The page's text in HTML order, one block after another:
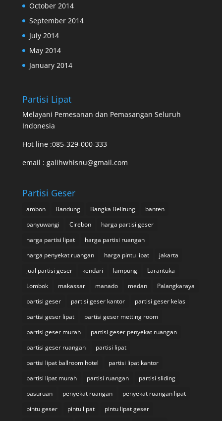
October 2014
September 2014
July 2014
May 2014
January 2014
Partisi Lipat
Melayani Pemesanan dan Pemasangan Seluruh
Indonesia
Hot line :085-329-000-333
email : galihwhisnu@gmail.com
Partisi Geser
ambon Bandung Bangka Belitung
banten
banyuwangi
Cirebon
harga partisi geser
harga partisi lipat
harga partisi ruangan
harga penyekat ruangan
harga pintu lipat
jakarta
jual partisi geser
kendari lampung
Larantuka
Lombok
makassar manado medan
Palangkaraya
partisi geser
partisi geser kantor
partisi geser kelas
partisi geser lipat
partisi geser metting room
partisi geser murah
partisi geser penyekat ruangan
partisi geser ruangan
partisi lipat
partisi lipat ballroom hotel
partisi lipat kantor
partisi lipat murah
partisi ruangan
partisi sliding
pasuruan
penyekat ruangan
penyekat ruangan lipat
pintu geser
pintu lipat
pintu lipat geser